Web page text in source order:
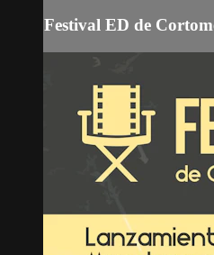
Festival ED de